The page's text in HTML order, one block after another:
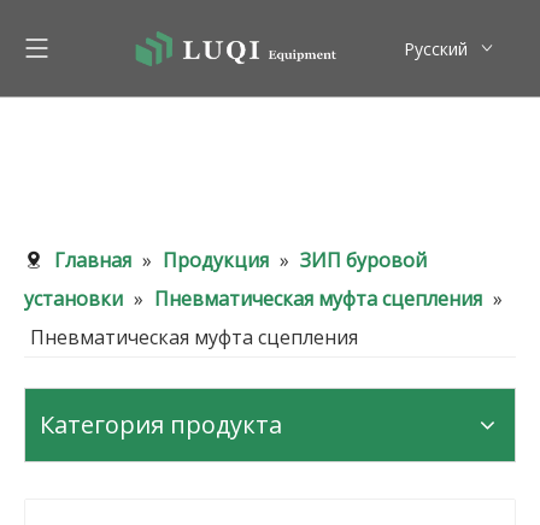
Pусский
Главная » Продукция » ЗИП буровой
установки » Пневматическая муфта сцепления »
Пневматическая муфта сцепления
Категория продукта